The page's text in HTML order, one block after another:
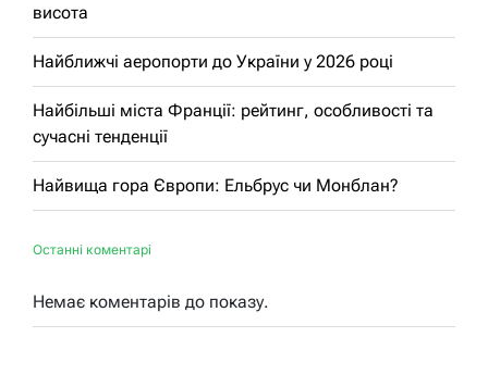
висота
Найближчі аеропорти до України у 2026 році
Найбільші міста Франції: рейтинг, особливості та
сучасні тенденції
Найвища гора Європи: Ельбрус чи Монблан?
Останні коментарі
Немає коментарів до показу.